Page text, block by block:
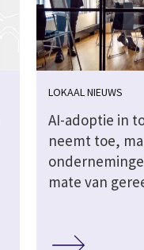
LOKAAL NIEUWS
AI-adoptie in
neemt toe,
mate van